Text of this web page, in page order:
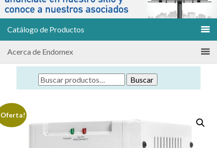
Catálogo de Productos
Acerca de Endomex
Buscar